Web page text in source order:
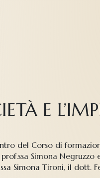
E
del Corso di
Simona
Simona Tironi, il dott.